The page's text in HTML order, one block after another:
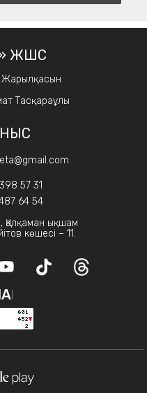
ЖШС
Жарылқасын
Тасқараұлы
57 31
64 54
ықшам
көшесі – 11.